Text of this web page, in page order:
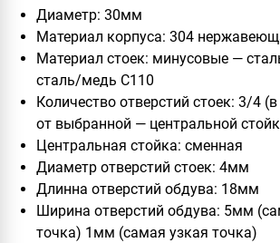
Диаметр: 30мм
Материал корпуса: 304
Материал стоек: минусовые —
сталь/медь C110
Количество отверстий стоек: 3/4
от выбранной — центральной
Центральная стойка: сменная
Диаметр отверстий стоек: 4мм
Длинна отверстий обдува: 18мм
Ширина отверстий обдува: 5мм
точка) 1мм (самая узкая точка)